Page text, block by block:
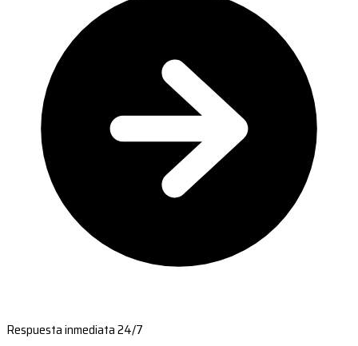
Respuesta inmediata 24/7